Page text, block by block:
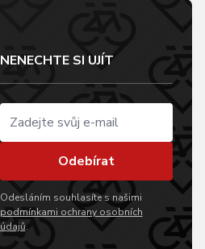
NENECHTE SI UJÍT
Odebírat
Odesláním souhlasíte s našimi
podmínkami ochrany osobních
údajů.